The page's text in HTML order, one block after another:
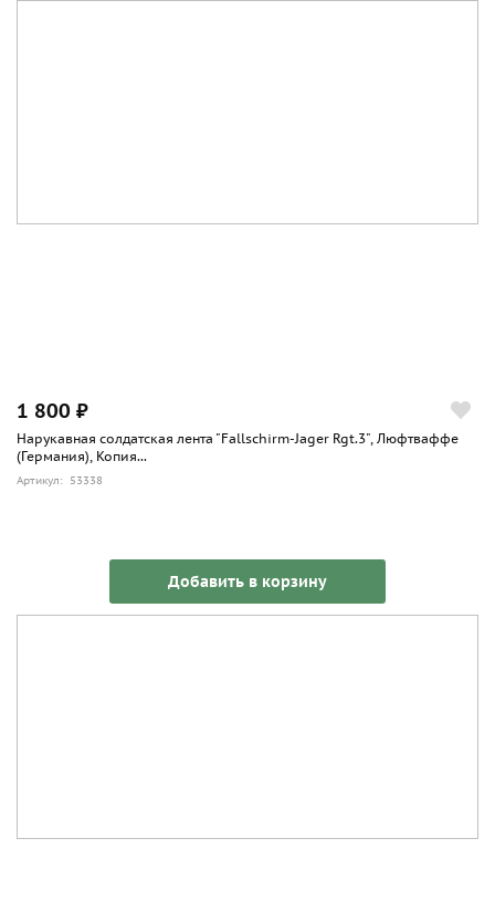
1 800 ₽
Нарукавная солдатская лента "Fallschirm-Jager Rgt.3", Люфтваффе
(Германия), Копия...
Артикул: 53338
Добавить в корзину